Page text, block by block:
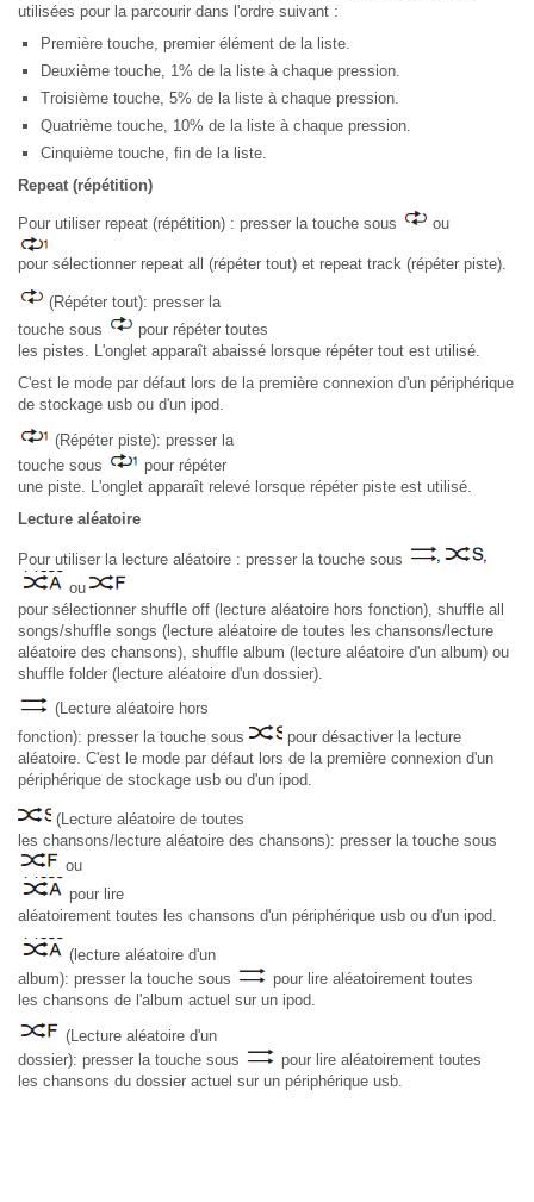
utilisées pour la parcourir dans l'ordre suivant :
Première touche, premier élément de la liste.
Deuxième touche, 1% de la liste à chaque pression.
Troisième touche, 5% de la liste à chaque pression.
Quatrième touche, 10% de la liste à chaque pression.
Cinquième touche, fin de la liste.
Repeat (répétition)
Pour utiliser repeat (répétition) : presser la touche sous ou
pour sélectionner repeat all (répéter tout) et repeat track (répéter piste).
(Répéter tout): presser la
touche sous
pour répéter toutes
les pistes. L'onglet apparaît abaissé lorsque répéter tout est utilisé.
C'est le mode par défaut lors de la première connexion d'un périphérique
de stockage usb ou d'un ipod.
(Répéter piste): presser la
touche sous
pour répéter
une piste. L'onglet apparaît relevé lorsque répéter piste est utilisé.
Lecture aléatoire
Pour utiliser la lecture aléatoire : presser la touche sous
ou
pour sélectionner shuffle off (lecture aléatoire hors fonction), shuffle all
songs/shuffle songs (lecture aléatoire de toutes les chansons/lecture
aléatoire des chansons), shuffle album (lecture aléatoire d'un album) ou
shuffle folder (lecture aléatoire d'un dossier).
(Lecture aléatoire hors
fonction): presser la touche sous
pour désactiver la lecture
aléatoire. C'est le mode par défaut lors de la première connexion d'un
périphérique de stockage usb ou d'un ipod.
(Lecture aléatoire de toutes
les chansons/lecture aléatoire des chansons): presser la touche sous
ou
pour lire
aléatoirement toutes les chansons d'un périphérique usb ou d'un ipod.
(lecture aléatoire d'un
album): presser la touche sous
pour lire aléatoirement toutes
les chansons de l'album actuel sur un ipod.
(Lecture aléatoire d'un
dossier): presser la touche sous
pour lire aléatoirement toutes
les chansons du dossier actuel sur un périphérique usb.